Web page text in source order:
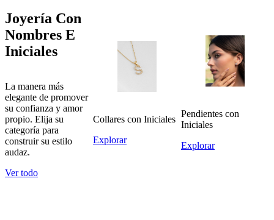
Joyería Con
Nombres E
Iniciales
La manera más
elegante de promover
su confianza y amor
propio. Elija su
categoría para
construir su estilo
audaz.
Ver todo
Collares con Iniciales
Explorar
Pendientes con
Iniciales
Explorar